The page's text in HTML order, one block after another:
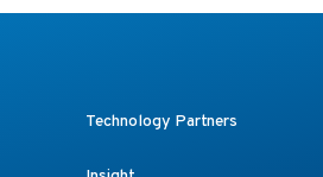
Technology Partners